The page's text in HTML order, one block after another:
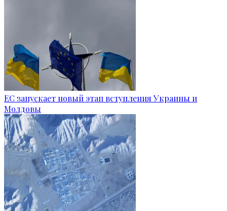
ЕС запускает новый этап вступления Украины и
Молдовы